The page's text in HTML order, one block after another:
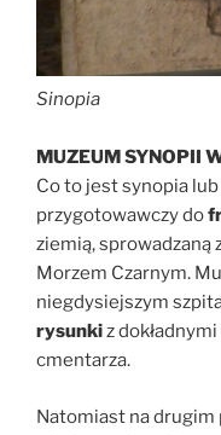
Sinopia
MUZEUM SYNOPII
Co to jest synopia
przygotowawczy do
ziemią, sprowadzaną
Morzem Czarnym.
niegdysiejszym
rysunkiz
cmentarza.
Natomiast na drugim